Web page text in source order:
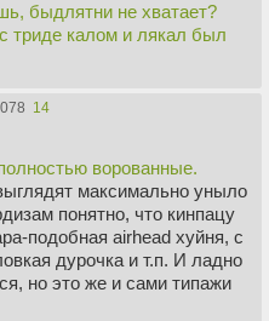
быдлятни не хватает?
триде калом и лякал был
14
ворованные.
максимально уныло
понятно, что кинпацу
подобная airhead хуйня, с
дурочка и т.п. И ладно
но это же и сами типажи